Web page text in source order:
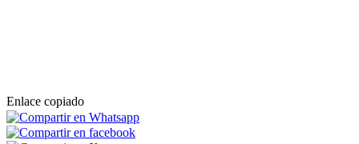
Enlace copiado